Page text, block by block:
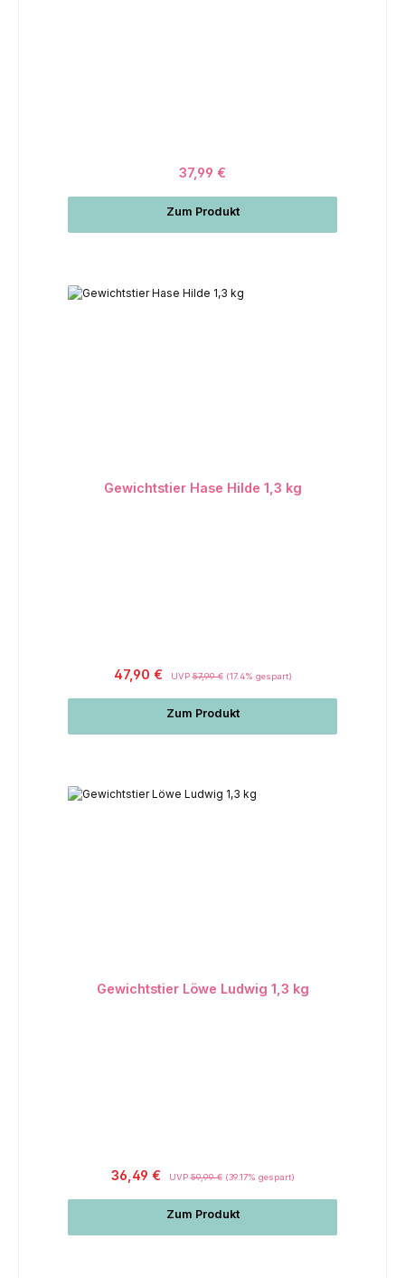
37,99 €
Zum Produkt
Gewichtstier Hase Hilde 1,3 kg
47,90 € UVP57,99 € (17.4% gespart)
Zum Produkt
Gewichtstier Löwe Ludwig 1,3 kg
36,49 € UVP
Regulärer Preis:
59,99 € (39.17% gespart)
Zum Produkt